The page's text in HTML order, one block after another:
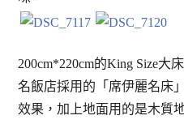
200cm*220cm的King Size大
名飯店採用的「席伊麗名床
效果，加上地面用的是木質